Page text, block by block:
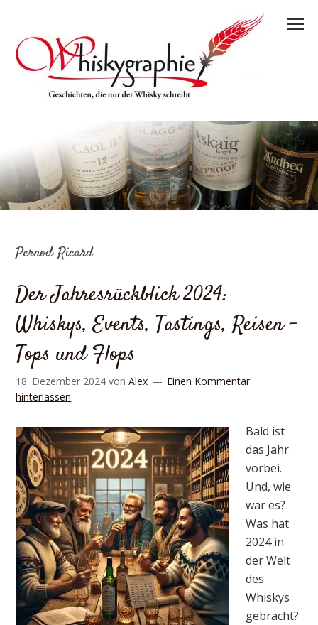
Pernod Ricard
Der Jahresrückblick 2024:
Whiskys, Events, Tastings, Reisen –
Tops und Flops
18. Dezember 2024 vonAlex
Einen Kommentar
hinterlassen
Bald ist
das Jahr
vorbei.
Und, wie
war es?
Was hat
2024 in
der Welt
des
Whiskys
gebracht?